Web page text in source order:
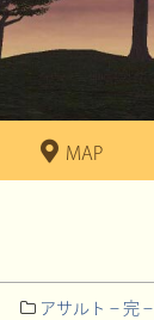
MAP
アサルト – 完 –